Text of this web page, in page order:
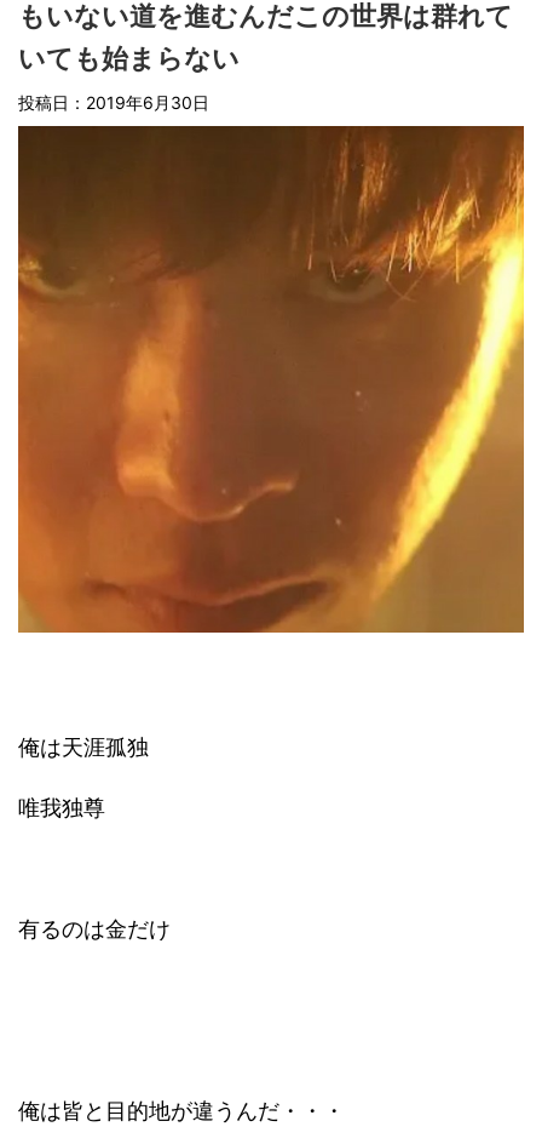
もいない道を進むんだこの世界は群れて
いても始まらない
投稿日： 2019年6月30日
俺は天涯孤独
唯我独尊
有るのは金だけ
俺は皆と目的地が違うんだ・・・